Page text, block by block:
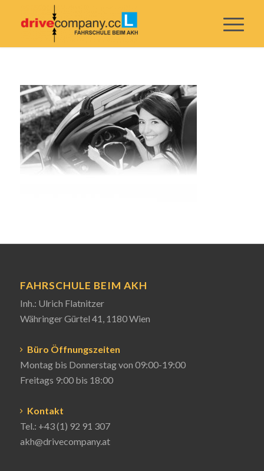
FAHRSCHULE BEIM AKH
Inh.: Ulrich Flatnitzer
Währinger Gürtel 41, 1180 Wien
Büro Öffnungszeiten
Montag bis Donnerstag von 09:00-19:00
Freitags 9:00 bis 18:00
Kontakt
Tel.: +43 (1) 92 91 307
akh@drivecompany.at